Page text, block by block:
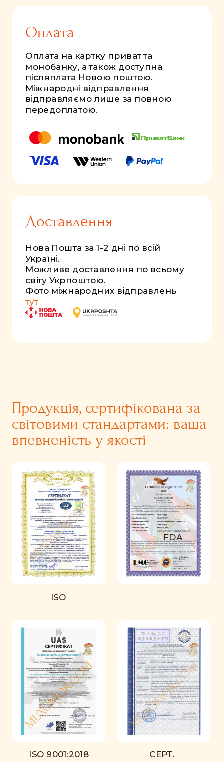
Оплата
Оплата на картку приват та
монобанку, а також доступна
післяплата Новою поштою.
Міжнародні відправлення
відправляємо лише за повною
передоплатою.
Нова Пошта за 1-2 дні по всій
Україні.
Можливе доставлення по всьому
світу Укрпоштою.
Фото міжнародних відправлень
тут
Доставлення
ISO
FDA
ISO 9001:2018
СЕРТ.
Продукція, сертифікована за
світовими стандартами: ваша
впевненість у якості